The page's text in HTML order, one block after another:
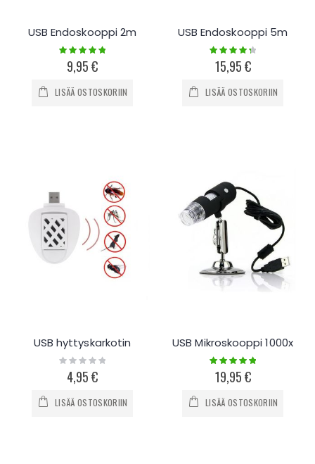
USB Endoskooppi 2m
Rating:
100%
9,95 €
LISÄÄ OSTOSKORIIN
USB Endoskooppi 5m
Rating:
90%
15,95 €
LISÄÄ OSTOSKORIIN
USB hyttyskarkotin
Rating:
0%4,95 €
LISÄÄ OSTOSKORIIN
USB Mikroskooppi 1000x
Rating:
100%
19,95 €
LISÄÄ OSTOSKORIIN